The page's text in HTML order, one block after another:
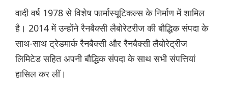
वादी वर्ष 1978 से विशेष फार्मास्यूटिकल्स के निर्माण में शामिल
है। 2014 में उन्होंने रैनबैक्सी लैबोरेटरीज की बौद्धिक संपदा के
साथ-साथ ट्रेडमार्क रैनबैक्सी और रैनबैक्सी लैबोरेट्रीज
लिमिटेड सहित अपनी बौद्धिक संपदा के साथ सभी संपत्तियां
हासिल कर लीं।